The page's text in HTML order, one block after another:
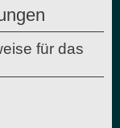
für das